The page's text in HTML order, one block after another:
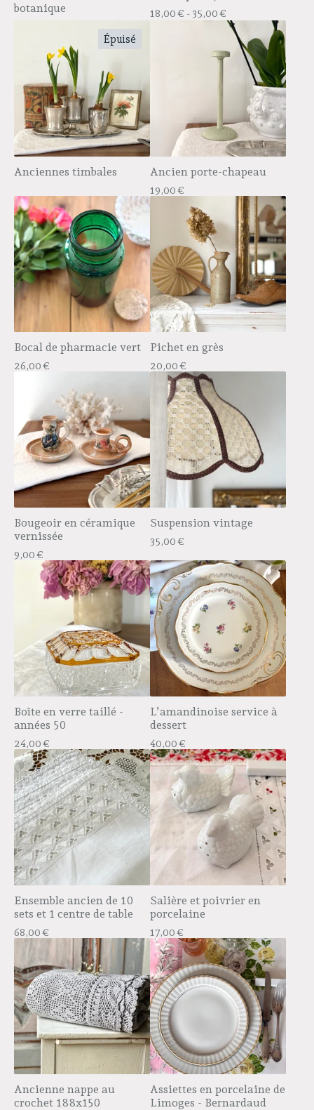
botanique
18,00€ - 35,00€
Épuisé
Anciennes timbales Ancien porte-chapeau
19,00€
Bocal de pharmacie vert
26,00€
Pichet en grès
20,00€
Bougeoir en céramique
vernissée
9,00€
Suspension vintage
35,00€
Boîte en verre taillé -
années 50
24,00€
L’amandinoise service à
dessert
40,00€
Ensemble ancien de 10
sets et 1 centre de table
68,00€
Salière et poivrier en
porcelaine
17,00€
Ancienne nappe au
crochet 188x150
Assiettes en porcelaine de
Limoges - Bernardaud